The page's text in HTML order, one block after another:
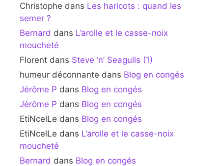
Christophe dans Les haricots : quand les
semer ?
Bernard dans L’arolle et le casse-noix
moucheté
Florent dans Steve ‘n’ Seagulls (1)
humeur déconnante dans Blog en congés
Jérôme P dans Blog en congés
Jérôme P dans Blog en congés
EtiNcelLe dans Blog en congés
EtiNcelLe dans L’arolle et le casse-noix
moucheté
Bernard dans Blog en congés